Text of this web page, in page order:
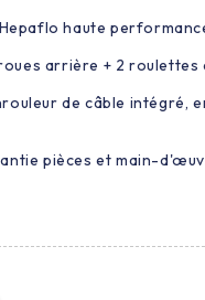
haute
arrière + 2
de câble intégré,
pièces et main-